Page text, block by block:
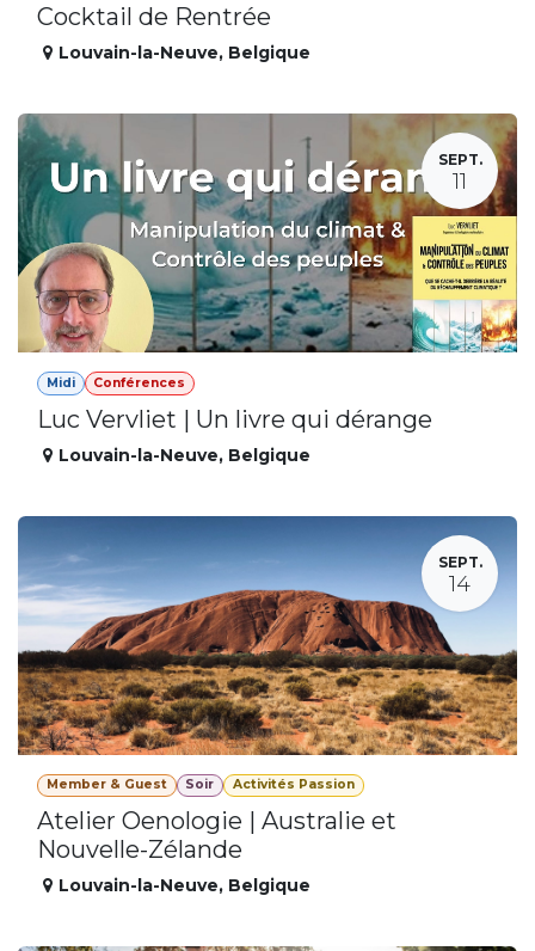
Cocktail de Rentrée
Louvain-la-Neuve, Belgique
SEPT.
11
Midi Conférences
Luc Vervliet | Un livre qui dérange
Louvain-la-Neuve, Belgique
SEPT.
14
Member & Guest Soir Activités Passion
Atelier Oenologie | Australie et
Nouvelle-Zélande
Louvain-la-Neuve, Belgique